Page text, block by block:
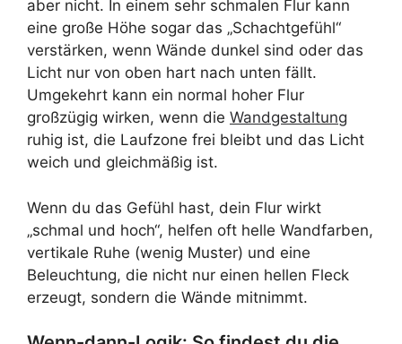
aber nicht. In einem sehr schmalen Flur kann
eine große Höhe sogar das „Schachtgefühl“
verstärken, wenn Wände dunkel sind oder das
Licht nur von oben hart nach unten fällt.
Umgekehrt kann ein normal hoher Flur
großzügig wirken, wenn die Wandgestaltung
ruhig ist, die Laufzone frei bleibt und das Licht
weich und gleichmäßig ist.
Wenn du das Gefühl hast, dein Flur wirkt
„schmal und hoch“, helfen oft helle Wandfarben,
vertikale Ruhe (wenig Muster) und eine
Beleuchtung, die nicht nur einen hellen Fleck
erzeugt, sondern die Wände mitnimmt.